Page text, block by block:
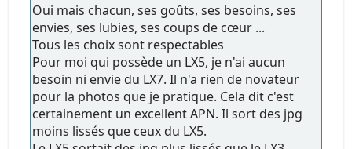
Oui mais chacun, ses goûts, ses besoins, ses
envies, ses lubies, ses coups de cœur ...
Tous les choix sont respectables
Pour moi qui possède un LX5, je n'ai aucun
besoin ni envie du LX7. Il n'a rien de novateur
pour la photos que je pratique. Cela dit c'est
certainement un excellent APN. Il sort des jpg
moins lissés que ceux du LX5.